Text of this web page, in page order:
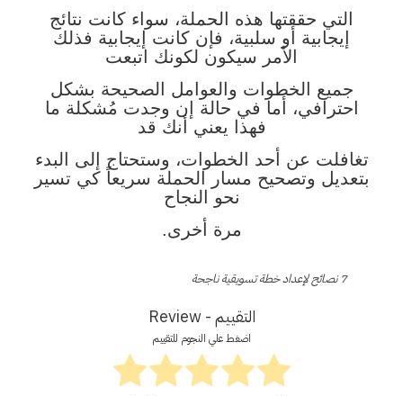
التي حققتها هذه الحملة، سواء كانت نتائج
إيجابية أو سلبية، فإن كانت إيجابية فذلك
الأمر سيكون لكونك اتبعت
جميع الخطوات والعوامل الصحيحة بشكل
احترافي، أما في حالة إن وجدت مُشكلة ما
فهذا يعني أنك قد
تغافلت عن أحد الخطوات، وستحتاج إلى البدء
بتعديل وتصحيح مسار الحملة سريعاً كي تسير
نحو النجاح
مرة أخرى.
7 نصائح لإعداد خطة تسويقية ناجحة
التقييم - Review
اضغط علي النجوم للتقييم